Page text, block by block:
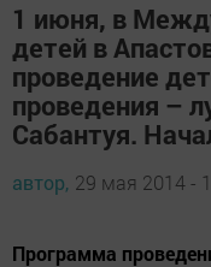
1 июня, в
детей в
проведение
проведения –
Сабантуя.
автор, 29 мая 2014 -
Программа